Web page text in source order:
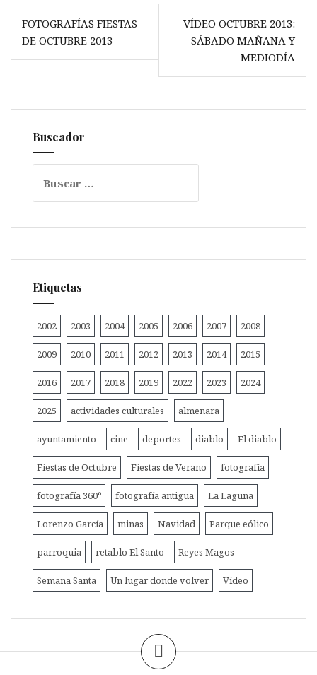
Navegación
de
entradas
FOTOGRAFÍAS FIESTAS
DE OCTUBRE 2013
VÍDEO OCTUBRE 2013:
SÁBADO MAÑANA Y
MEDIODÍA
Buscador
Etiquetas
2002 2003 2004 2005 2006 2007 2008
2009 2010 2011 2012 2013 2014 2015
2016 2017 2018 2019 2022 2023 2024
2025 actividades culturales almenara
ayuntamiento cine deportes diablo El diablo
Fiestas de Octubre Fiestas de Verano fotografía
fotografía 360º fotografía antigua La Laguna
Lorenzo García minas Navidad Parque eólico
parroquia retablo El Santo Reyes Magos
Semana Santa Un lugar donde volver Vídeo